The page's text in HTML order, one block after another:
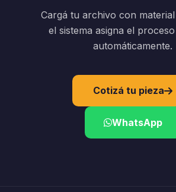
Cargá tu archivo con
el sistema asigna el
automáticamente.
Cotizá tu pieza
WhatsApp